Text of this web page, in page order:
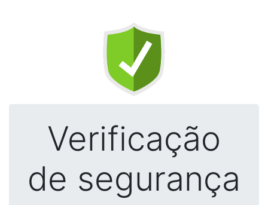
Verificação
de segurança